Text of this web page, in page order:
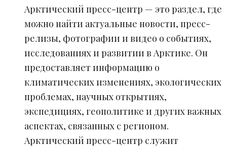
Арктический пресс-центр — это раздел, где
можно найти актуальные новости, пресс-
релизы, фотографии и видео о событиях,
исследованиях и развитии в Арктике. Он
предоставляет информацию о
климатических изменениях, экологических
проблемах, научных открытиях,
экспедициях, геополитике и других важных
аспектах, связанных с регионом.
Арктический пресс-центр служит